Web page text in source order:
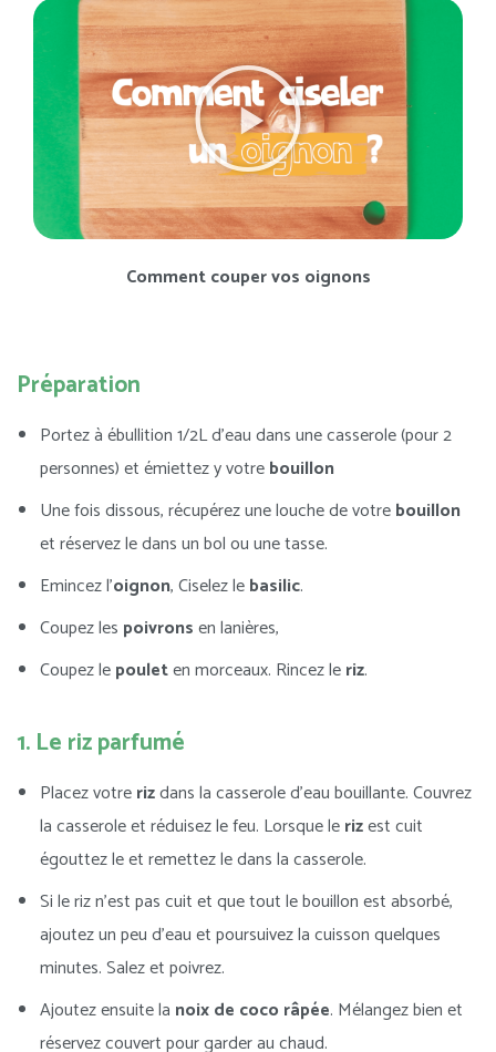
Comment couper vos oignons
Préparation
Portez à ébullition 1/2L d’eau dans une casserole (pour 2
personnes) et émiettez y votrebouillon
Une fois dissous, récupérez une louche de votrebouillon
et réservez le dans un bol ou une tasse.
Emincez l’oignon, Ciselez lebasilic.
Coupez les poivronsen lanières,
Coupez lepouleten morceaux. Rincez leriz.
1. Le riz parfumé
Placez votrerizdans la casserole d’eau bouillante. Couvrez
la casserole et réduisez le feu. Lorsque lerizest cuit
égouttez le et remettez le dans la casserole.
Si le riz n’est pas cuit et que tout le bouillon est absorbé,
ajoutez un peu d’eau et poursuivez la cuisson quelques
minutes. Salez et poivrez.
Ajoutez ensuite la noix de coco râpée. Mélangez bien et
réservez couvert pour garder au chaud.